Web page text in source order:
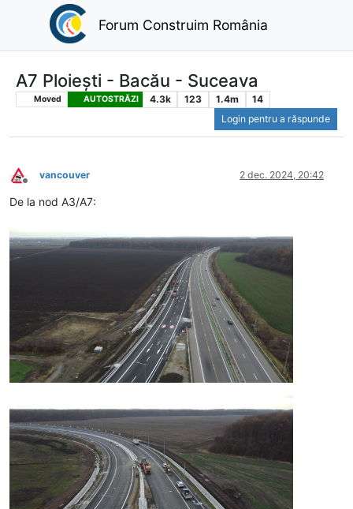
Forum Construim România
A7 Ploiești - Bacău - Suceava
Moved AUTOSTRĂZI 4.3k 123 1.4m
14
Login pentru a răspunde
Deconectat
vancouver 2 dec. 2024, 20:42
De la nod A3/A7: